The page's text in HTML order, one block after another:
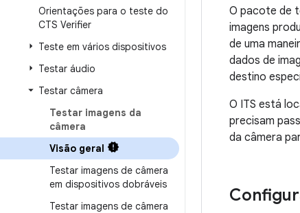
Orientações para o teste do
CTS Verifier
Teste em vários dispositivos
Testar áudio
Testar câmera
Testar imagens da
câmera
Visão geral
Testar imagens de câmera
em dispositivos dobráveis
Testar imagens de câmera
O pacote de
imagens
de uma
dados de
destino
O ITS está
precisam
da câmera